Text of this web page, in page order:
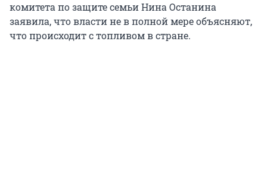
комитета по защите семьи Нина Останина
заявила, что власти не в полной мере объясняют,
что происходит с топливом в стране.